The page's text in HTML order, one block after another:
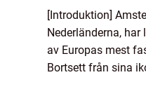
[Introduktion]
Nederländerna,
av Europas mest
Bortsett från sina